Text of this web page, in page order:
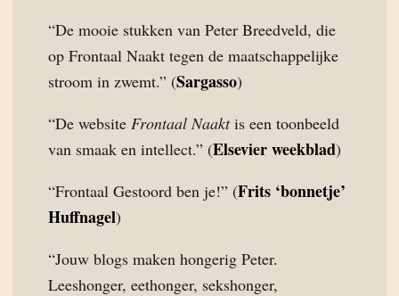
“De mooie stukken van Peter Breedveld, die
op Frontaal Naakt tegen de maatschappelijke
stroom in zwemt.” (Sargasso)
“De website Frontaal Naaktis een toonbeeld
van smaak en intellect.” (Elsevier weekblad)
“Frontaal Gestoord ben je!” (Frits ‘bonnetje’
Huffnagel)
“Jouw blogs maken hongerig Peter.
Leeshonger, eethonger, sekshonger,